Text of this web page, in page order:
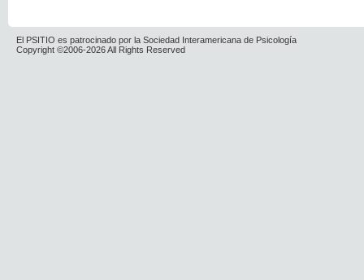
El PSITIO es patrocinado por la Sociedad Interamericana de Psicología
Copyright ©2006-2026 All Rights Reserved